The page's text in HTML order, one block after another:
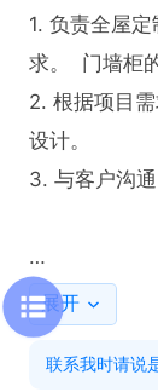
1. 负责全屋
求。  门墙柜
2. 根据项目
设计。
3. 与客户沟
任职要求
1. 有全屋定
展开
联系我时请说